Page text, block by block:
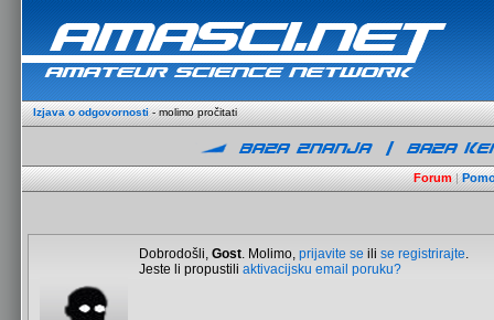
Izjava o odgovornosti- molimo pročitati
Forum|
Dobrodošli, Gost. Molimo, prijavite se ili se registrirajte.
Jeste li propustili aktivacijsku email poruku?